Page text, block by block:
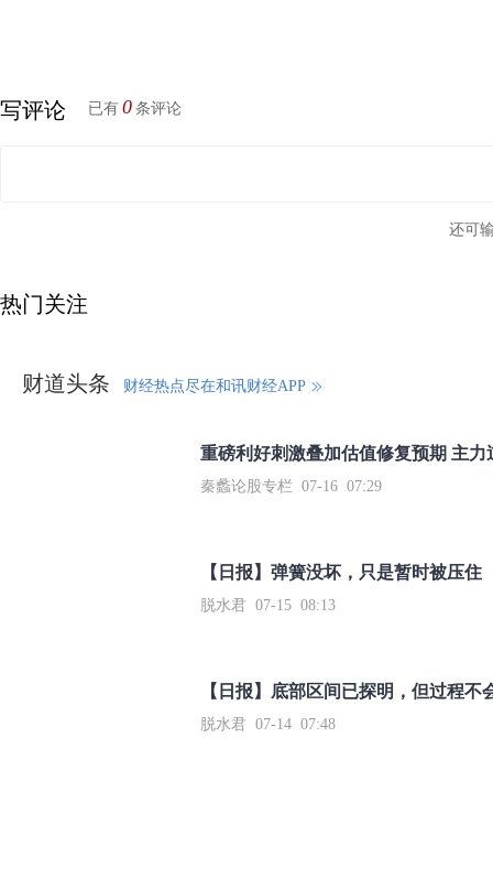
写评论 已有 0 条评论
还可
热门关注
财道头条 财经热点尽在和讯财经APP
秦蠡论股专栏 07-16 07:29
【日报】弹簧没坏，只是暂时被压住
脱水君 07-15 08:13
【日报】底部区间已探明，但过程不
脱水君 07-14 07:48